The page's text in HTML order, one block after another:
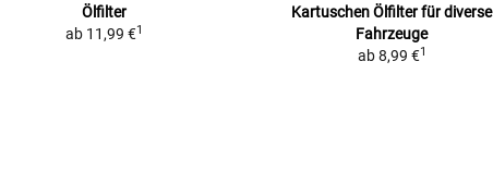
Ölfilter
ab 11,99 €1
Kartuschen Ölfilterfür diverse
Fahrzeuge
ab 8,99 €1